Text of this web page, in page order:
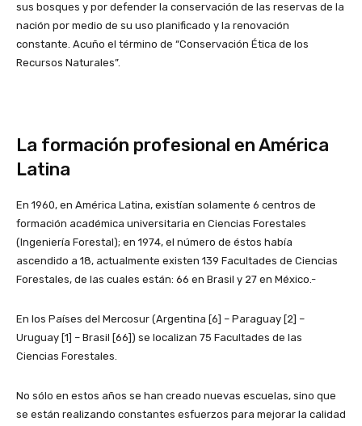
sus bosques y por defender la conservación de las reservas de la
nación por medio de su uso planificado y la renovación
constante. Acuño el término de “Conservación Ética de los
Recursos Naturales”.
La formación profesional en América
Latina
En 1960, en América Latina, existían solamente 6 centros de
formación académica universitaria en Ciencias Forestales
(Ingeniería Forestal); en 1974, el número de éstos había
ascendido a 18, actualmente existen 139 Facultades de Ciencias
Forestales, de las cuales están: 66 en Brasil y 27 en México.-
En los Países del Mercosur (Argentina [6] – Paraguay [2] –
Uruguay [1] – Brasil [66]) se localizan 75 Facultades de las
Ciencias Forestales.
No sólo en estos años se han creado nuevas escuelas, sino que
se están realizando constantes esfuerzos para mejorar la calidad